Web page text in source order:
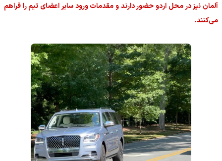
آلمان نیز در محل اردو حضور دارند و مقدمات ورود سایر اعضای تیم را فراهم
می‌کنند.